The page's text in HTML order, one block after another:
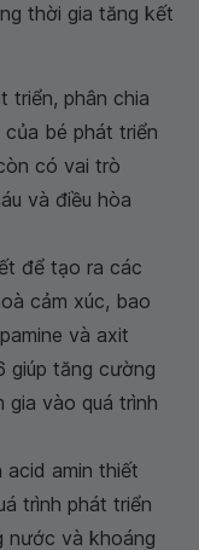
thời gia tăng kết
triển, phân chia
bé phát triển
có vai trò
và điều hòa
để tạo ra các
cảm xúc, bao
và axit
giúp tăng cường
gia vào quá trình
amin thiết
trình phát triển
nước và khoáng